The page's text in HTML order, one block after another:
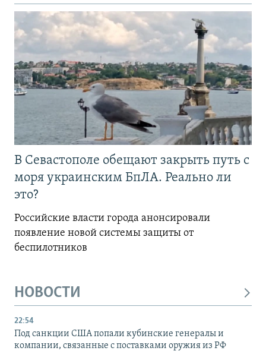
В Севастополе обещают закрыть путь с
моря украинским БпЛА. Реально ли
это?
Российские власти города анонсировали
появление новой системы защиты от
беспилотников
НОВОСТИ
22:54
Под санкции США попали кубинские генералы и
компании, связанные с поставками оружия из РФ